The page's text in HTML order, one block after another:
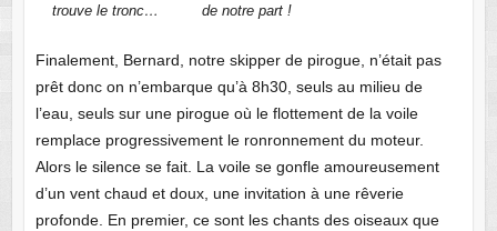
trouve le tronc…
de notre part !
Finalement, Bernard, notre skipper de pirogue, n’était pas
prêt donc on n’embarque qu’à 8h30, seuls au milieu de
l’eau, seuls sur une pirogue où le flottement de la voile
remplace progressivement le ronronnement du moteur.
Alors le silence se fait. La voile se gonfle amoureusement
d’un vent chaud et doux, une invitation à une rêverie
profonde. En premier, ce sont les chants des oiseaux que